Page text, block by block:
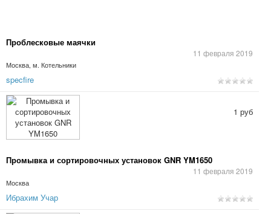
Проблесковые маячки
11 февраля 2019
Москва, м. Котельники
specfire
Промывка и сортировочных установок GNR YM1650
11 февраля 2019
Москва
1 руб
Ибрахим Учар